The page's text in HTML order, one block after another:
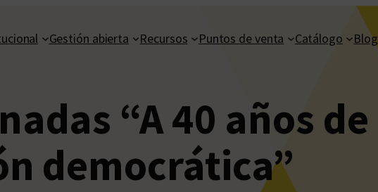
Gestión abierta Recursos Puntos de venta Catálogo Blog
“A 40 años de
democrática”